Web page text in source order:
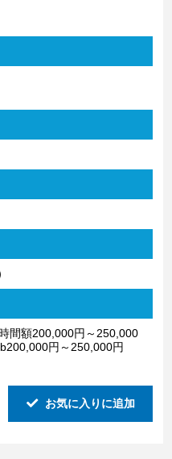
間額200,000円～250,000
円～250,000円
お気に入りに追加